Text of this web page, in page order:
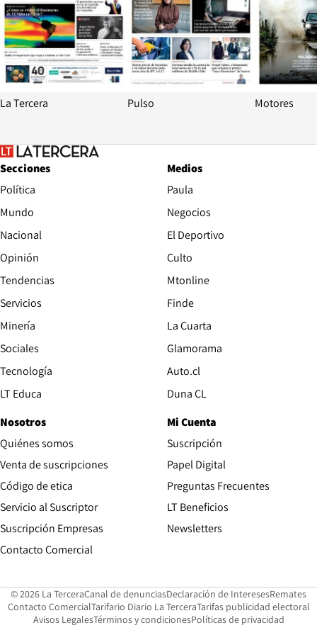
La Tercera Pulso Motores
Secciones
Política
Mundo
Nacional
Opinión
Tendencias
Servicios
Minería
Sociales
Tecnología
LT Educa
Medios
Paula
Negocios
El Deportivo
Culto
Mtonline
Finde
La Cuarta
Glamorama
Auto.cl
Duna CL
Nosotros
Quiénes somos
Venta de suscripciones
Código de etica Opens in new window
Servicio al Suscriptor
Suscripción Empresas
Contacto Comercial
Mi Cuenta
Suscripción
Papel Digital
Preguntas Frecuentes
LT Beneficios
Newsletters
© 2026 La TerceraCanal de denunciasOpens in new window
Declaración de InteresesOpens in
Remates
Contacto ComercialOpens in new window
Tarifario Diario La TerceraOpens in new window
Tarifas publicidad electoral
Avisos LegalesOpens in new window
Términos y condicionesPolíticas de privacidad